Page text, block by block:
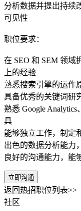
分析数据并提出持续
可见性
职位要求：
在 SEO 和 SEM 领域
上的经验
熟悉搜索引擎的运作
具备优秀的关键词研
熟悉 Google
具
能够独立工作，制定
出色的数据分析能力
良好的沟通能力，能
立即沟通
返回热招职位列表>>
社区